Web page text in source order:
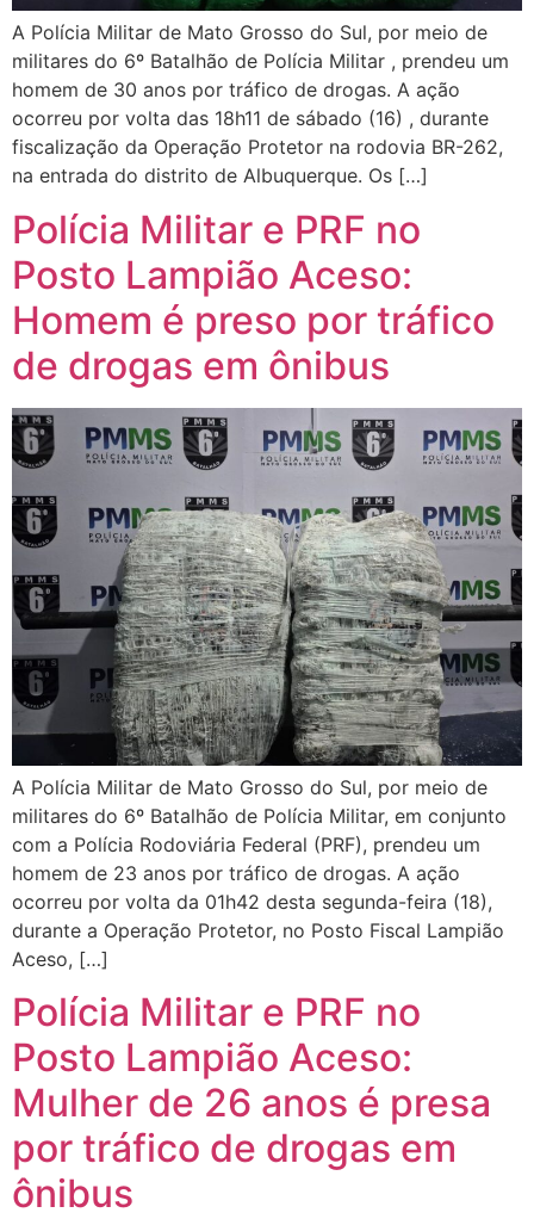
A Polícia Militar de Mato Grosso do Sul, por meio de
militares do 6º Batalhão de Polícia Militar , prendeu um
homem de 30 anos por tráfico de drogas. A ação
ocorreu por volta das 18h11 de sábado (16) , durante
fiscalização da Operação Protetor na rodovia BR-262,
na entrada do distrito de Albuquerque. Os […]
Polícia Militar e PRF no
Posto Lampião Aceso:
Homem é preso por tráfico
de drogas em ônibus
A Polícia Militar de Mato Grosso do Sul, por meio de
militares do 6º Batalhão de Polícia Militar, em conjunto
com a Polícia Rodoviária Federal (PRF), prendeu um
homem de 23 anos por tráfico de drogas. A ação
ocorreu por volta da 01h42 desta segunda-feira (18),
durante a Operação Protetor, no Posto Fiscal Lampião
Aceso, […]
Polícia Militar e PRF no
Posto Lampião Aceso:
Mulher de 26 anos é presa
por tráfico de drogas em
ônibus